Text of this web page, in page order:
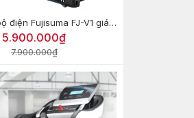
Máy chạy bộ điện Fujisuma FJ-V1 giá rẻ
5.900.000₫
7.900.000₫